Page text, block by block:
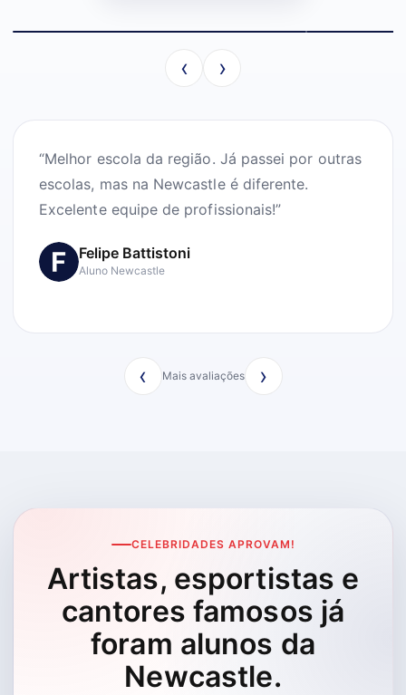
▶
‹ ›
“Melhor escola da região. Já passei por outras
escolas, mas na Newcastle é diferente.
Excelente equipe de profissionais!”
Felipe Battistoni
Aluno Newcastle
‹ Mais avaliações ›
CELEBRIDADES APROVAM!
Artistas, esportistas e
cantores famosos já
foram alunos da
Newcastle.